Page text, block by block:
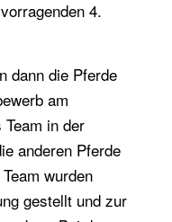
4.
dann die Pferde
am
in der
anderen Pferde
wurden
gestellt und zur